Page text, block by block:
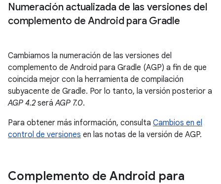
Numeración actualizada de las versiones del
complemento de Android para Gradle
Cambiamos la numeración de las versiones del
complemento de Android para Gradle (AGP) a fin de que
coincida mejor con la herramienta de compilación
subyacente de Gradle. Por lo tanto, la versión posterior a
AGP 4.2seráAGP 7.0.
Para obtener más información, consulta Cambios en el
control de versiones en las notas de la versión de AGP.
Complemento de Android para